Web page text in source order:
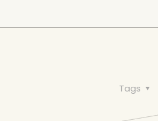
Tags